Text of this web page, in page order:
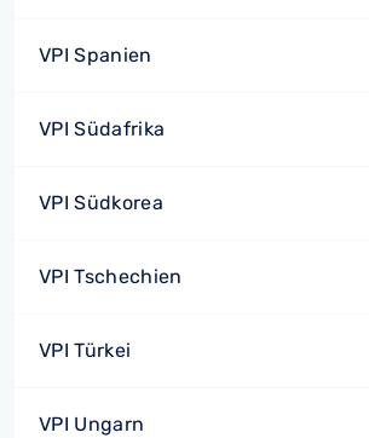
VPI Spanien
VPI Südafrika
VPI Südkorea
VPI Tschechien
VPI Türkei
VPI Ungarn